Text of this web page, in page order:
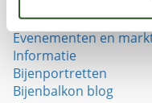
Bestrijdingsmiddelen
Evenementen en
Informatie
Bijenportretten
Bijenbalkon blog